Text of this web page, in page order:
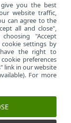
you the best
website traffic,
can agree to the
all and close",
"Accept
settings by
have the right to
preferences
link in our website
For more